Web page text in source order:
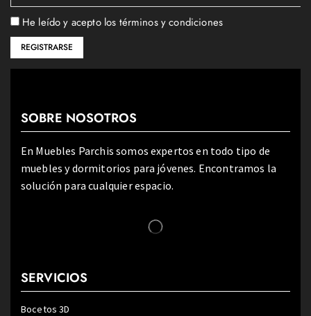
He leído y acepto los términos y condiciones
SOBRE NOSOTROS
En Muebles Parchis somos expertos en todo tipo de
muebles y dormitorios para jóvenes. Encontramos la
solución para cualquier espacio.
SERVICIOS
Bocetos 3D